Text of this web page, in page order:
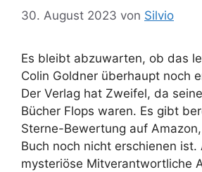
30. August 2023 von Silvio
Es bleibt abzuwarten, ob das
Colin Goldner überhaupt noch
Der Verlag hat Zweifel, da
Bücher Flops waren. Es gibt
Sterne-Bewertung auf
Buch noch nicht erschienen ist.
mysteriöse Mitverantwortliche